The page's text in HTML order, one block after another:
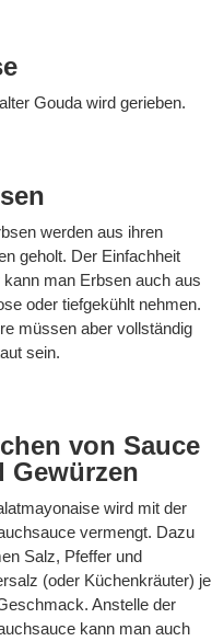
Gouda wird gerieben.
werden aus ihren
geholt. Der Einfachheit
kann man Erbsen auch aus
oder tiefgekühlt nehmen.
müssen aber vollständig
sein.
von Sauce
Gewürzen
wird mit der
vermengt. Dazu
Salz, Pfeffer und
(oder Küchenkräuter) je
Anstelle der
kann man auch